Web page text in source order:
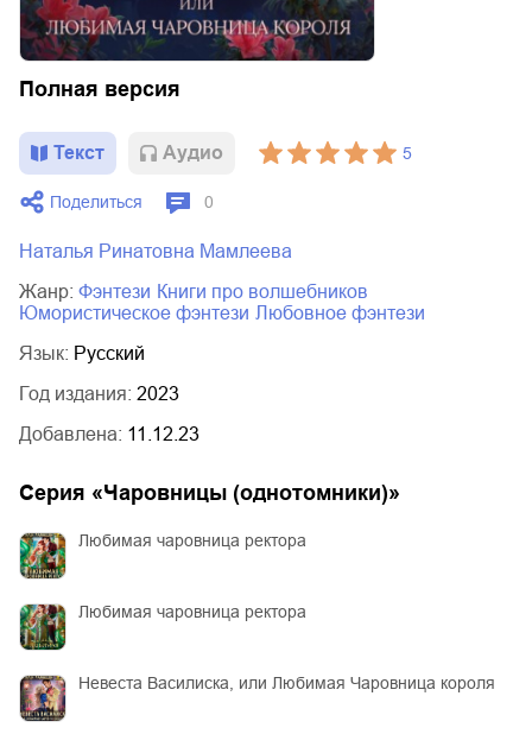
Полная версия
Текст Aудио 5
Поделиться 0
Наталья Ринатовна Мамлеева
Жанр:
фэнтези
книги про волшебников
юмористическое фэнтези
любовное фэнтези
Язык: Русский
Год издания: 2023
Добавлена: 11.12.23
Серия «Чаровницы (однотомники)»
Любимая чаровница ректора
Любимая чаровница ректора
Невеста Василиска, или Любимая Чаровница короля